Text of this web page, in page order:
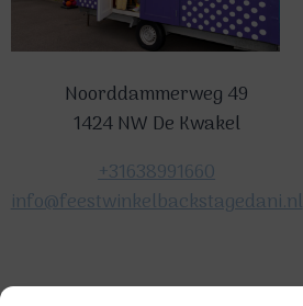
Noorddammerweg 49
1424 NW De Kwakel
+31638991660
info@feestwinkelbackstagedani.nl